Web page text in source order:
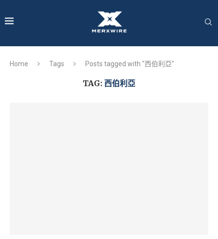
Home Tags Posts tagged with "西伯利亞"
TAG: 西伯利亞